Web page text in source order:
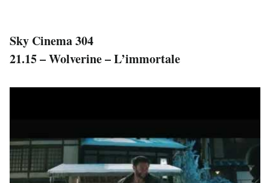
Sky Cinema 304
21.15 – Wolverine – L’immortale